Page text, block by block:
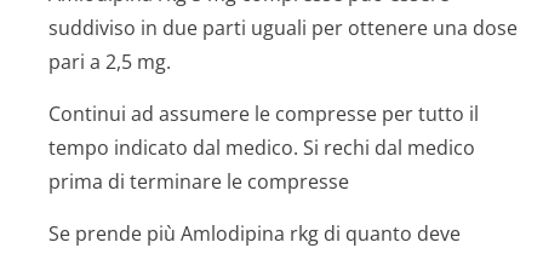
suddiviso in due parti uguali per ottenere una dose
pari a 2,5 mg.
Continui ad assumere le compresse per tutto il
tempo indicato dal medico. Si rechi dal medico
prima di terminare le compresse
Se prende più Amlodipina rkg di quanto deve